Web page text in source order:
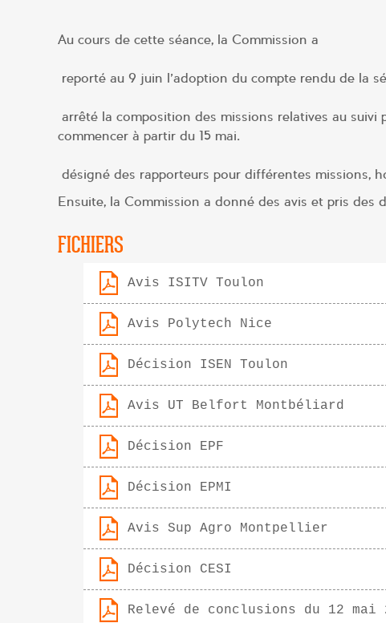
Au cours de cette séance, la Commission a
reporté au 9 juin l’adoption du compte rendu de la
arrêté la composition des missions relatives au
commencer à partir du 15 mai.
désigné des rapporteurs pour différentes missions,
Ensuite, la Commission a donné des avis et pris
FICHIERS
Avis ISITV Toulon
Avis Polytech Nice
Décision ISEN Toulon
Avis UT Belfort Montbéliard
Décision EPF
Décision EPMI
Avis Sup Agro Montpellier
Décision CESI
Relevé de conclusions du 12 mai